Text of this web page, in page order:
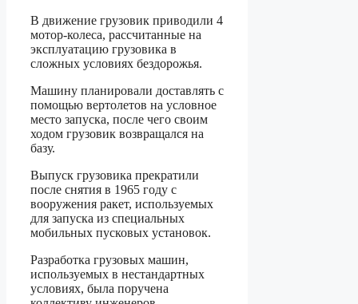
В движение грузовик приводили 4
мотор-колеса, рассчитанные на
эксплуатацию грузовика в
сложных условиях бездорожья.
Машину планировали доставлять с
помощью вертолетов на условное
место запуска, после чего своим
ходом грузовик возвращался на
базу.
Выпуск грузовика прекратили
после снятия в 1965 году с
вооружения ракет, используемых
для запуска из специальных
мобильных пусковых установок.
Разработка грузовых машин,
используемых в нестандартных
условиях, была поручена